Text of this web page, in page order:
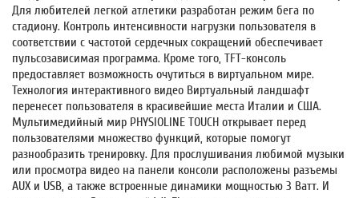
Для любителей легкой атлетики разработан режим бега по
стадиону. Контроль интенсивности нагрузки пользователя в
соответствии с частотой сердечных сокращений обеспечивает
пульсозависимая программа. Кроме того, TFT-консоль
предоставляет возможность очутиться в виртуальном мире.
Технология интерактивного видео Виртуальный ландшафт
перенесет пользователя в красивейшие места Италии и США.
Мультимедийный мир PHYSIOLINE TOUCH открывает перед
пользователями множество функций, которые помогут
разнообразить тренировку. Для прослушивания любимой музыки
или просмотра видео на панели консоли расположены разъемы
AUX и USB, а также встроенные динамики мощностью 3 Ватт. И